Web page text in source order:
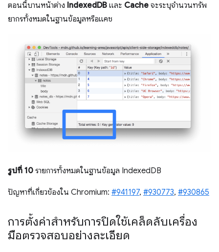
ตอนนี้บานหน้าต่าง IndexedDB และ Cache จะระบุจํานวนทรัพ
ยากรทั้งหมดในฐานข้อมูลหรือแคช
รูปที่ 10 รายการทั้งหมดในฐานข้อมูล IndexedDB
ปัญหาที่เกี่ยวข้องใน Chromium: #941197, #930773, #930865
การตั้งค่าสำหรับการปิดใช้เคล็ดลับเครื่อง
มือตรวจสอบอย่างละเอียด